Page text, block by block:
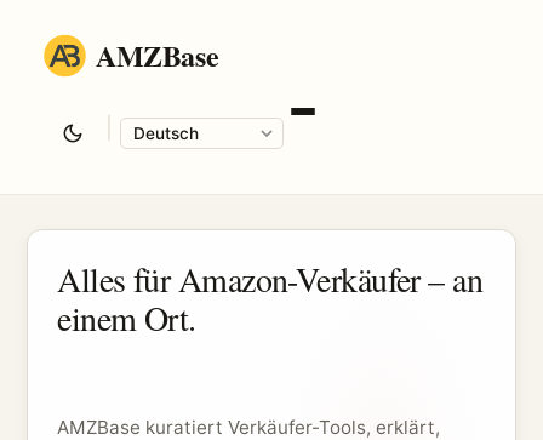
AMZBase
Alles für Amazon-Verkäufer – an
einem Ort.
AMZBase kuratiert Verkäufer-Tools, erklärt,